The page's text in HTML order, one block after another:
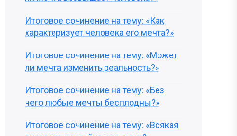
Итоговое сочинение на тему: «Как
характеризует человека его мечта?»
Итоговое сочинение на тему: «Может
ли мечта изменить реальность?»
Итоговое сочинение на тему: «Без
чего любые мечты бесплодны?»
Итоговое сочинение на тему: «Всякая